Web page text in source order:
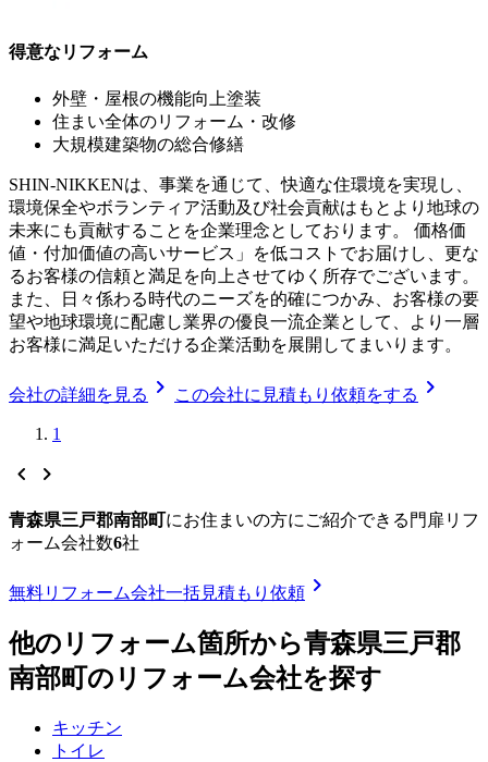
得意なリフォーム
外壁・屋根の機能向上塗装
住まい全体のリフォーム・改修
大規模建築物の総合修繕
SHIN-NIKKENは、事業を通じて、快適な住環境を実現し、
環境保全やボランティア活動及び社会貢献はもとより地球の
未来にも貢献することを企業理念としております。 価格価
値・付加価値の高いサービス」を低コストでお届けし、更な
るお客様の信頼と満足を向上させてゆく所存でございます。
また、日々係わる時代のニーズを的確につかみ、お客様の要
望や地球環境に配慮し業界の優良一流企業として、より一層
お客様に満足いただける企業活動を展開してまいります。
会社の詳細を見る chevron_right この会社に見積もり依頼をする chevron_right
1
chevron_left chevron_right
青森県三戸郡南部町にお住まいの方にご紹介できる 門扉リフ
ォーム会社数6社
無料リフォーム会社一括見積もり依頼 chevron_right
他のリフォーム箇所から青森県三戸郡
南部町 のリフォーム会社を探す
キッチン
トイレ